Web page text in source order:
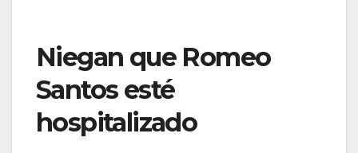
Niegan que Romeo
Santos esté
hospitalizado